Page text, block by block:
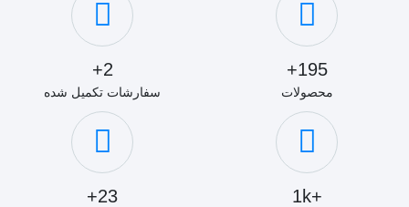
195+
محصولات
2+
سفارشات تکمیل شده
+1k
23+